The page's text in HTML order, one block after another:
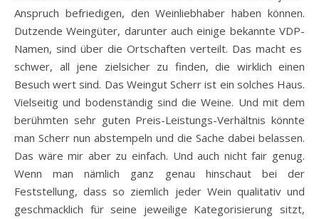
Anspruch befriedigen, den Weinliebhaber haben können.
Dutzende Weingüter, darunter auch einige bekannte VDP-
Namen, sind über die Ortschaften verteilt. Das macht es
schwer, all jene zielsicher zu finden, die wirklich einen
Besuch wert sind. Das Weingut Scherr ist ein solches Haus.
Vielseitig und bodenständig sind die Weine. Und mit dem
berühmten sehr guten Preis-Leistungs-Verhältnis könnte
man Scherr nun abstempeln und die Sache dabei belassen.
Das wäre mir aber zu einfach. Und auch nicht fair genug.
Wenn man nämlich ganz genau hinschaut bei der
Feststellung, dass so ziemlich jeder Wein qualitativ und
geschmacklich für seine jeweilige Kategorisierung sitzt,